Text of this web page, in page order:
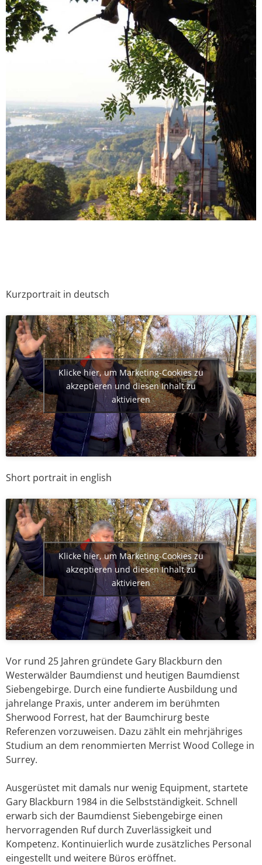
Kurzportrait in deutsch
Klicke hier, um Marketing-Cookies zu
akzeptieren und diesen Inhalt zu
aktivieren
Short portrait in english
Klicke hier, um Marketing-Cookies zu
akzeptieren und diesen Inhalt zu
aktivieren
Vor rund 25 Jahren gründete Gary Blackburn den
Westerwälder Baumdienst und heutigen Baumdienst
Siebengebirge. Durch eine fundierte Ausbildung und
jahrelange Praxis, unter anderem im berühmten
Sherwood Forrest, hat der Baumchirurg beste
Referenzen vorzuweisen. Dazu zählt ein mehrjähriges
Studium an dem renommierten Merrist Wood College in
Surrey.
Ausgerüstet mit damals nur wenig Equipment, startete
Gary Blackburn 1984 in die Selbstständigkeit. Schnell
erwarb sich der Baumdienst Siebengebirge einen
hervorragenden Ruf durch Zuverlässigkeit und
Kompetenz. Kontinuierlich wurde zusätzliches Personal
eingestellt und weitere Büros eröffnet.